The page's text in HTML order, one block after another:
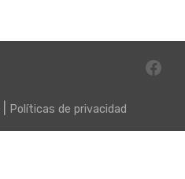
Políticas de privacidad